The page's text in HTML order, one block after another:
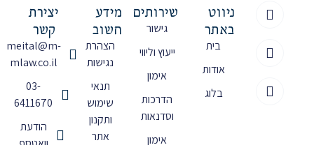
ניווט
באתר
בית
אודות
בלוג
שירותים
גישור
ייעוץ וליווי
אימון
הדרכות
וסדנאות
אימון
מידע
חשוב
הצהרת
נגישות
תנאי
שימוש
ותקנון
אתר
יצירת
קשר
meital@m-
mlaw.co.il
03-
6411670
הודעת